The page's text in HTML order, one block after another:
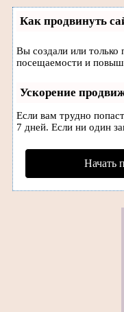
Как продвинуть
Вы создали или только
посещаемости и
Ускорение
Если вам трудно
7 дней. Если ни один
Начать